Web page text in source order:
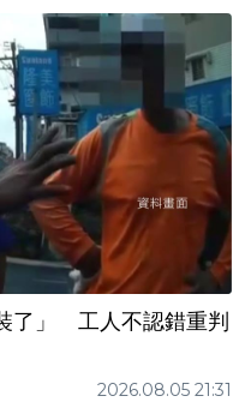
了」 工人不認錯重判
2026.08.05 21:31